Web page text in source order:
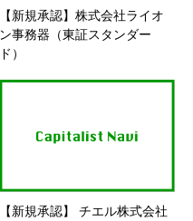
【新規承認】株式会社ライオ
ン事務器（東証スタンダー
ド）
【新規承認】 チエル株式会社